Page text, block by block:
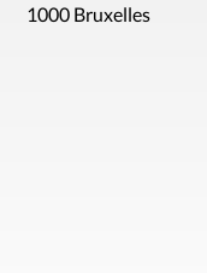
1000 Bruxelles